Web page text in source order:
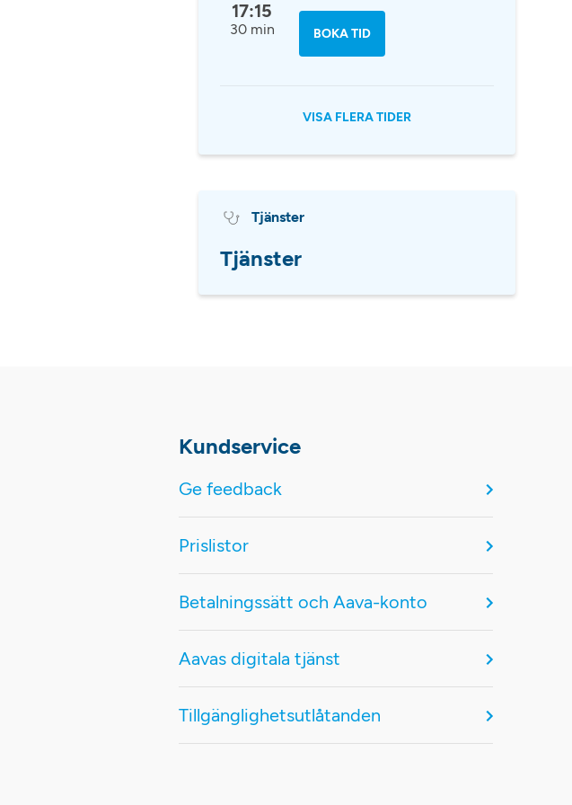
17:15
30 min BOKA TID
VISA FLERA TIDER
Tjänster
Tjänster
Kundservice
Ge feedback
Prislistor
Betalningssätt och Aava-konto
Aavas digitala tjänst
Tillgänglighetsutlåtanden